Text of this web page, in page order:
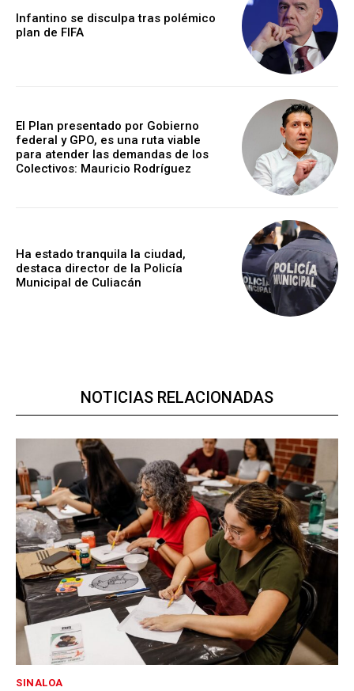
Infantino se disculpa tras polémico
plan de FIFA
El Plan presentado por Gobierno
federal y GPO, es una ruta viable
para atender las demandas de los
Colectivos: Mauricio Rodríguez
Ha estado tranquila la ciudad,
destaca director de la Policía
Municipal de Culiacán
NOTICIAS RELACIONADAS
SINALOA